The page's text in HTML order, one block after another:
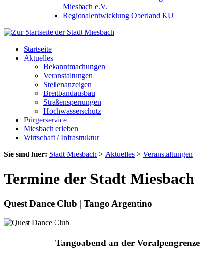
Miesbach e.V.
Regionalentwicklung Oberland KU
Startseite
Aktuelles
Bekanntmachungen
Veranstaltungen
Stellenanzeigen
Breitbandausbau
Straßensperrungen
Hochwasserschutz
Bürgerservice
Miesbach erleben
Wirtschaft / Infrastruktur
Sie sind hier: Stadt Miesbach > Aktuelles > Veranstaltungen
Termine der Stadt Miesbach
Quest Dance Club | Tango Argentino
Tangoabend an der Voralpengrenze